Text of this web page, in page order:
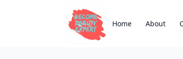
Home About